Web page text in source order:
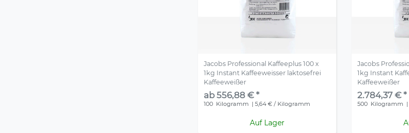
Jacobs Professional Kaffeeplus 100 x
1kg Instant Kaffeeweisser laktosefrei
Kaffeeweißer
ab 556,88 € *
100 Kilogramm | 5,64 € / Kilogramm
Auf Lager
Jacobs
1kg Instant
Kaffeeweißer
2.784,37 € *
500 Kilogramm